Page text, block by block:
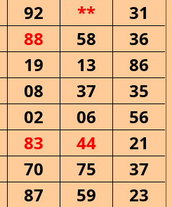
92 **
31
88 58
36
19 13
86
08 37
35
02 06
56
83 44
21
70 75
37
87 59
23